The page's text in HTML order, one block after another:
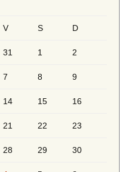
V S D
31 1 2
7 8 9
14 15 16
21 22 23
28 29 30